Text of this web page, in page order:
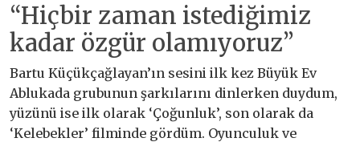
“Hiçbir zaman istediğimiz
kadar özgür olamıyoruz”
Bartu Küçükçağlayan’ın sesini ilk kez Büyük Ev
Ablukada grubunun şarkılarını dinlerken duydum,
yüzünü ise ilk olarak ‘Çoğunluk’, son olarak da
‘Kelebekler’ filminde gördüm. Oyunculuk ve